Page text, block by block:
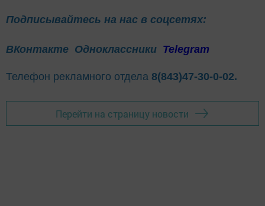
Подписывайтесь на нас в соцсетях:
ВКонтакте Одноклассники Telegram
Телефон рекламного отдела 8(843)47-30-0-02.
Перейти на страницу новости